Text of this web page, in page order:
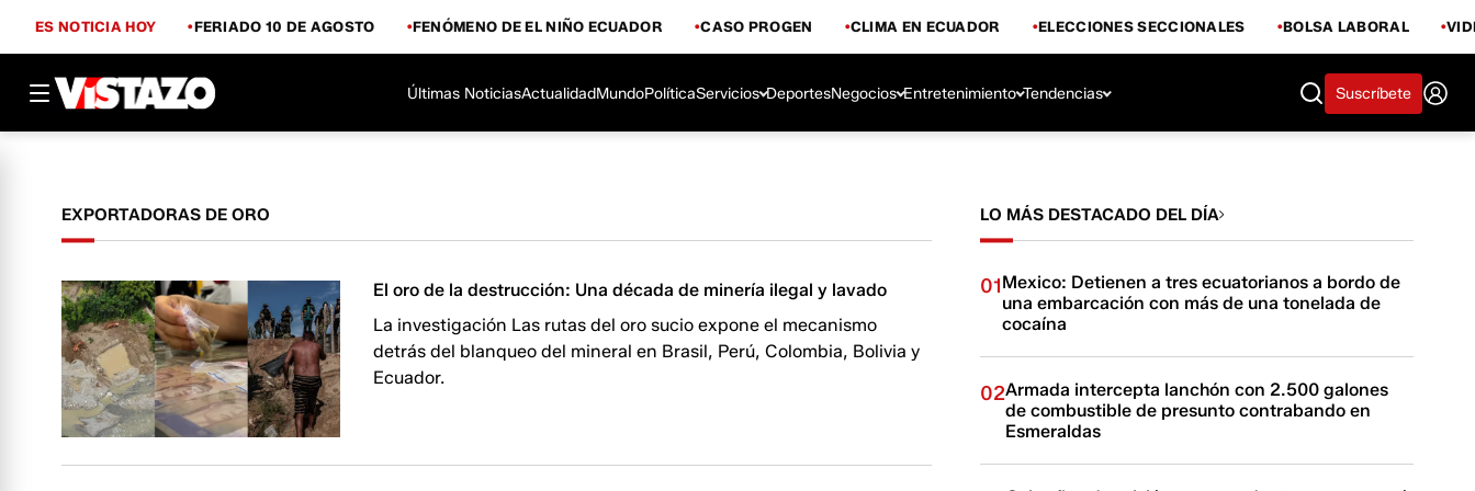
ES NOTICIA HOY FERIADO 10 DE AGOSTO FENÓMENO DE EL NIÑO ECUADOR CASO PROGEN CLIMA EN ECUADOR ELECCIONES SECCIONALES BOLSA LABORAL
Últimas NoticiasActualidadMundoPolíticaServicios DeportesNegocios Entretenimiento Tendencias Suscríbete
EXPORTADORAS DE ORO
El oro de la destrucción: Una década de minería ilegal y lavado
La investigación Las rutas del oro sucio expone el mecanismo
detrás del blanqueo del mineral en Brasil, Perú, Colombia, Bolivia y
Ecuador.
LO MÁS DESTACADO DEL DÍA
01Mexico: Detienen a tres ecuatorianos a bordo de
una embarcación con más de una tonelada de
cocaína
02Armada intercepta lanchón con 2.500 galones
de combustible de presunto contrabando en
Esmeraldas